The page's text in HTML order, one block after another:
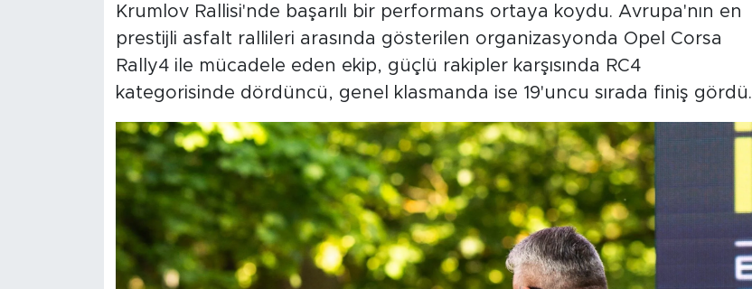
Krumlov Rallisi'nde başarılı bir performans ortaya koydu. Avrupa'nın en
prestijli asfalt rallileri arasında gösterilen organizasyonda Opel Corsa
Rally4 ile mücadele eden ekip, güçlü rakipler karşısında RC4
kategorisinde dördüncü, genel klasmanda ise 19'uncu sırada finiş gördü.